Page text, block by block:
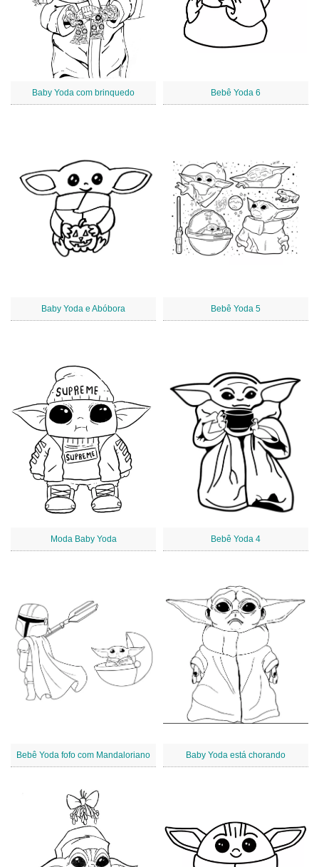
Baby Yoda com brinquedo Bebê Yoda 6
Baby Yoda e Abóbora Bebê Yoda 5
Moda Baby Yoda Bebê Yoda 4
Bebê Yoda fofo com Mandaloriano Baby Yoda está chorando